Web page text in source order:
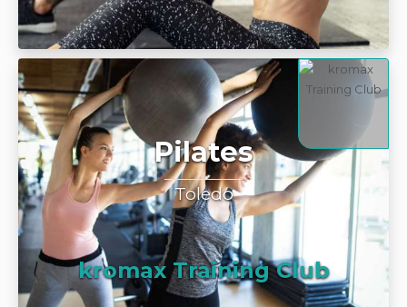
Pilates
Toledo
kromax Training Club